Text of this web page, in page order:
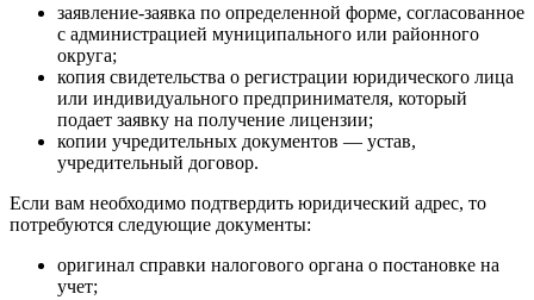
заявление-заявка по определенной форме, согласованное
с администрацией муниципального или районного
округа;
копия свидетельства о регистрации юридического лица
или индивидуального предпринимателя, который
подает заявку на получение лицензии;
копии учредительных документов — устав,
учредительный договор.
Если вам необходимо подтвердить юридический адрес, то
потребуются следующие документы:
оригинал справки налогового органа о постановке на
учет;